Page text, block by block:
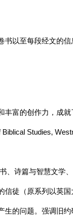
书以至每段经文
富的创作力，成
Studies,
、诗篇与智慧文学
徒（原系列以英国
的问题。强调旧约